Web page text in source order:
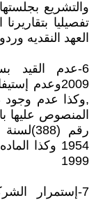
تفصيليا
العهد النقديه
6-عدم القيد
2009وعدم
,وكذا عدم وجود
المنصوص عليها
1999
7-إستمرار